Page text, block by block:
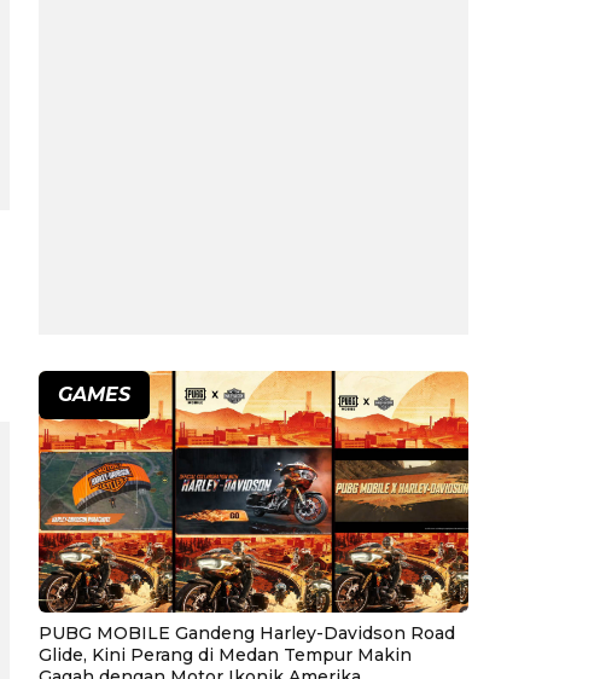
GAMES
PUBG MOBILE Gandeng Harley-Davidson Road
Glide, Kini Perang di Medan Tempur Makin